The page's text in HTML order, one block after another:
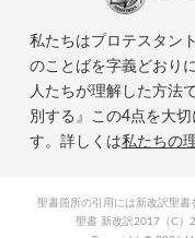
私たちはプロテスタン
のことばを字義どおり
人たちが理解した方法
別する』この4点を大
す。詳しくは私たちの
聖書箇所の引用には新改訳聖書
聖書 新改訳2017（C